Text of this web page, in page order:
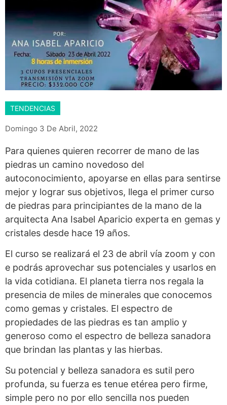
TENDENCIAS
Domingo 3 De Abril, 2022
Para quienes quieren recorrer de mano de las
piedras un camino novedoso del
autoconocimiento, apoyarse en ellas para sentirse
mejor y lograr sus objetivos, llega el primer curso
de piedras para principiantes de la mano de la
arquitecta Ana Isabel Aparicio experta en gemas y
cristales desde hace 19 años.
El curso se realizará el 23 de abril vía zoom y con
e podrás aprovechar sus potenciales y usarlos en
la vida cotidiana. El planeta tierra nos regala la
presencia de miles de minerales que conocemos
como gemas y cristales. El espectro de
propiedades de las piedras es tan amplio y
generoso como el espectro de belleza sanadora
que brindan las plantas y las hierbas.
Su potencial y belleza sanadora es sutil pero
profunda, su fuerza es tenue etérea pero firme,
simple pero no por ello sencilla nos pueden